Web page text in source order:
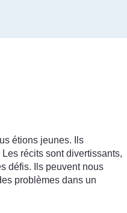
étions jeunes. Ils
récits sont divertissants,
défis. Ils peuvent nous
problèmes dans un